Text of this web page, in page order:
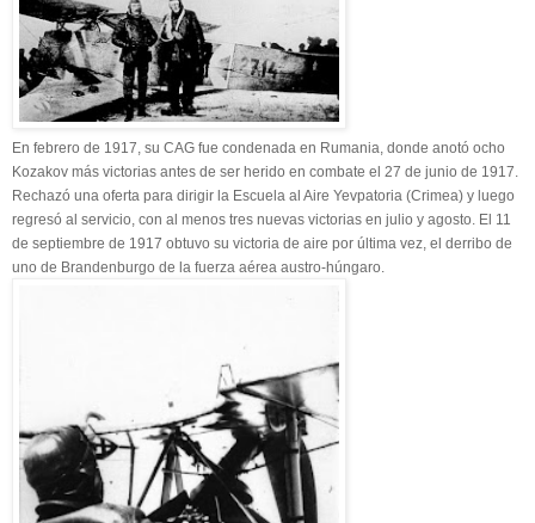
En febrero de 1917, su CAG fue condenada en Rumania, donde anotó ocho
Kozakov más victorias antes de ser herido en combate el 27 de junio de 1917.
Rechazó una oferta para dirigir la Escuela al Aire Yevpatoria (Crimea) y luego
regresó al servicio, con al menos tres nuevas victorias en julio y agosto. El 11
de septiembre de 1917 obtuvo su victoria de aire por última vez, el derribo de
uno de Brandenburgo de la fuerza aérea austro-húngaro.